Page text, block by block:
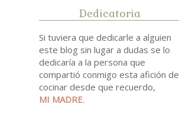
Dedicatoria
Si tuviera que dedicarle a alguien
este blog sin lugar a dudas se lo
dedicaría a la persona que
compartió conmigo esta afición de
cocinar desde que recuerdo,
MI MADRE.